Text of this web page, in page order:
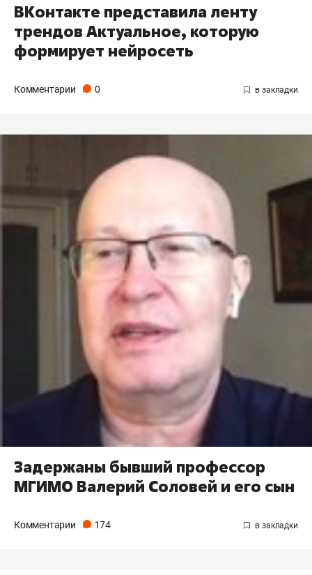
ВКонтакте представила ленту
трендов Актуальное, которую
формирует нейросеть
Комментарии 0
Задержаны бывший профессор
МГИМО Валерий Соловей и его сын
Комментарии 174